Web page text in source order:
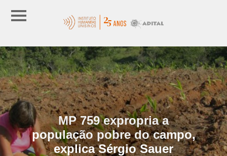
MP 759 expropria a
população pobre do campo,
explica Sérgio Sauer